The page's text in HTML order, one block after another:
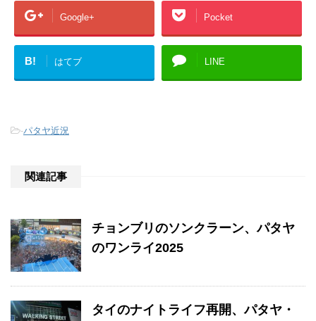
Google+ Pocket
B! はてブ LINE
-パタヤ近況
関連記事
チョンブリのソンクラーン、パタヤ
のワンライ2025
タイのナイトライフ再開、パタヤ・